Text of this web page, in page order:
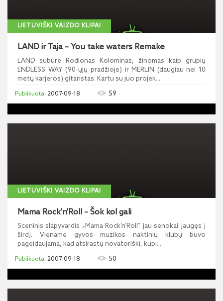
LIETUVIŠKI VAIZDO KLIPAI
LAND ir Taja – You take waters Remake
LAND subūrė Rodionas Kolominas, žinomas kaip grupių
ENDLESS WAY (90-ųjų pradžioje) ir MERLIN (daugiau nei 10
metų karjeros) gitaristas. Kartu su juo projek...
2007-09-18 59
LIETUVIŠKI VAIZDO KLIPAI
Mama Rock'n'Roll – Šok kol gali
Sceninis slapyvardis „Mama Rock’n’Roll” jau senokai įaugęs į
širdį. Viename gyvos muzikos naktinių klubų buvo
pageidaujama, kad atsirastų novatoriški, kupi...
2007-09-18 50